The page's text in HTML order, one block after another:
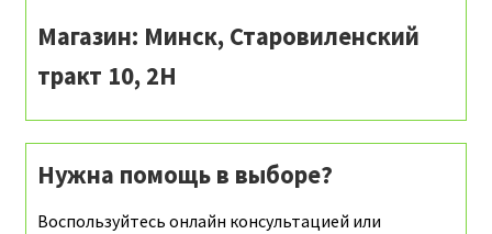
Магазин: Минск, Старовиленский
тракт 10, 2Н
Нужна помощь в выборе?
Воспользуйтесь онлайн консультацией или